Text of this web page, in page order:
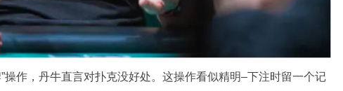
操作，丹牛直言对扑克没好处。这操作看似精明–下注时留一个记